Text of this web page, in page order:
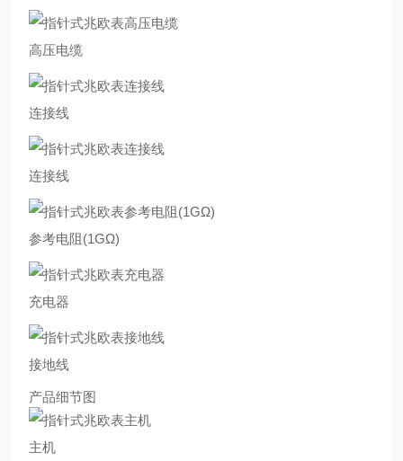
高压电缆
连接线
连接线
参考电阻(1GΩ)
充电器
接地线
产品细节图
主机